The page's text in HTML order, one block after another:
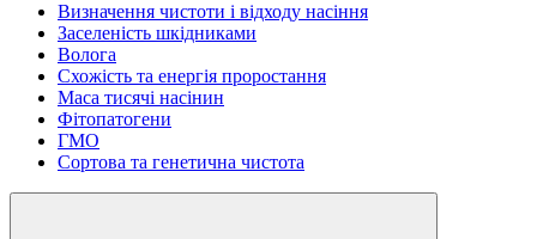
Визначення чистоти і відходу насіння
Заселеність шкідниками
Волога
Схожість та енергія проростання
Маса тисячі насінин
Фітопатогени
ГМО
Сортова та генетична чистота